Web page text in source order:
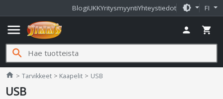
BlogiUKKYritysmyyntiYhteystiedot brightness_medium FI
menu person shopping_cart
search
home Jimms.fi
Tarvikkeet Kaapelit USB
USB